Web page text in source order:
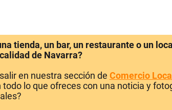
tienda, un bar, un restaurante o un
de Navarra?
en nuestra sección de Comercio Local
todo lo que ofreces con una noticia y